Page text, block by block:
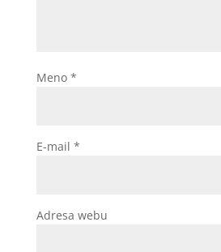
Meno *
E-mail *
Adresa webu